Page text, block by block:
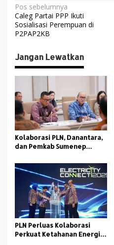
N
a
v
i
g
a
s
i
p
o
s
Pos sebelumnya
Caleg Partai PPP Ikuti
Sosialisasi Perempuan di
P2PAP2KB
Jangan Lewatkan
Kolaborasi PLN, Danantara,
dan Pemkab Sumenep
untuk Wilayah 3T
PLN Perluas Kolaborasi
Perkuat Ketahanan Energi